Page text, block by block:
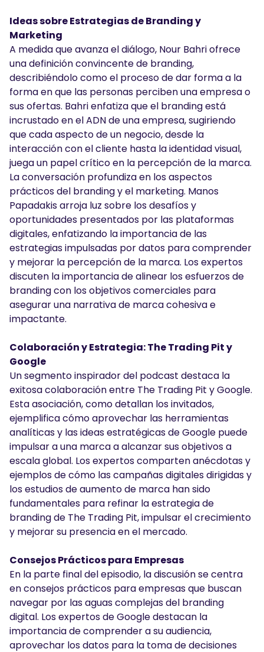
Ideas sobre Estrategias de Branding y
Marketing
A medida que avanza el diálogo, Nour Bahri ofrece
una definición convincente de branding,
describiéndolo como el proceso de dar forma a la
forma en que las personas perciben una empresa o
sus ofertas. Bahri enfatiza que el branding está
incrustado en el ADN de una empresa, sugiriendo
que cada aspecto de un negocio, desde la
interacción con el cliente hasta la identidad visual,
juega un papel crítico en la percepción de la marca.
La conversación profundiza en los aspectos
prácticos del branding y el marketing. Manos
Papadakis arroja luz sobre los desafíos y
oportunidades presentados por las plataformas
digitales, enfatizando la importancia de las
estrategias impulsadas por datos para comprender
y mejorar la percepción de la marca. Los expertos
discuten la importancia de alinear los esfuerzos de
branding con los objetivos comerciales para
asegurar una narrativa de marca cohesiva e
impactante.
Colaboración y Estrategia: The Trading Pit y
Google
Un segmento inspirador del podcast destaca la
exitosa colaboración entre The Trading Pit y Google.
Esta asociación, como detallan los invitados,
ejemplifica cómo aprovechar las herramientas
analíticas y las ideas estratégicas de Google puede
impulsar a una marca a alcanzar sus objetivos a
escala global. Los expertos comparten anécdotas y
ejemplos de cómo las campañas digitales dirigidas y
los estudios de aumento de marca han sido
fundamentales para refinar la estrategia de
branding de The Trading Pit, impulsar el crecimiento
y mejorar su presencia en el mercado.
Consejos Prácticos para Empresas
En la parte final del episodio, la discusión se centra
en consejos prácticos para empresas que buscan
navegar por las aguas complejas del branding
digital. Los expertos de Google destacan la
importancia de comprender a su audiencia,
aprovechar los datos para la toma de decisiones